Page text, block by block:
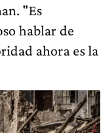
"Es
hablar de
ahora es la